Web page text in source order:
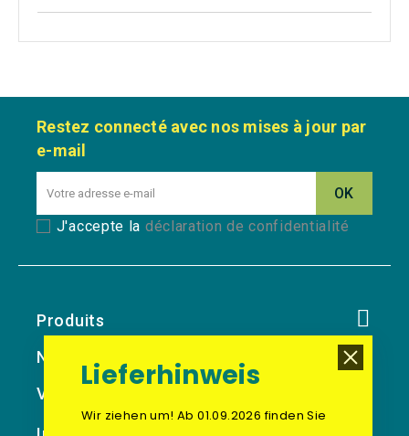
Restez connecté avec nos mises à jour par
e-mail
J'accepte la déclaration de confidentialité
Produits
Notre Société
Votre Compte
Lieferhinweis
Wir ziehen um! Ab 01.09.2026 finden Sie